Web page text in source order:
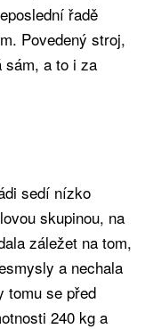
řadě
Povedený stroj,
sám, a to i za
sedí nízko
skupinou, na
záležet na tom,
a nechala
tomu se před
240 kg a